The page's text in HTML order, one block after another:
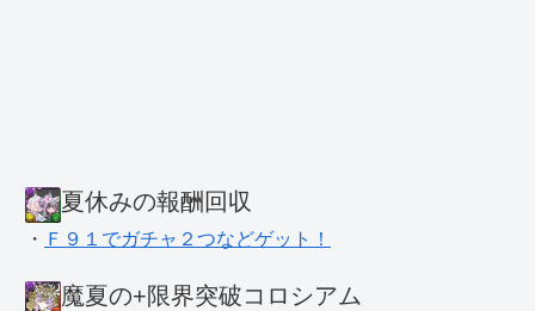
夏休みの報酬回収
・ Ｆ９１でガチャ２つなどゲット！
魔夏の+限界突破コロシアム